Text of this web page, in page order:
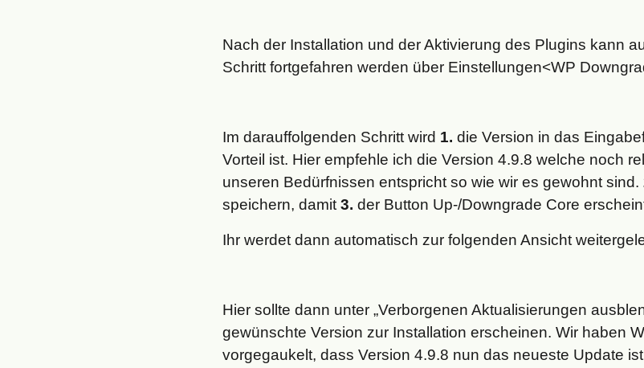
Nach der Installation und der Aktivierung des Plugins kann
Schritt fortgefahren werden über Einstellungen<WP
Im darauffolgenden Schritt wird 1. die Version in das
Vorteil ist. Hier empfehle ich die Version 4.9.8 welche noch
unseren Bedürfnissen entspricht so wie wir es gewohnt sind.
speichern, damit3. der Button Up-/Downgrade Core
Ihr werdet dann automatisch zur folgenden Ansicht
Hier sollte dann unter „Verborgenen Aktualisierungen
gewünschte Version zur Installation erscheinen. Wir haben
vorgegaukelt, dass Version 4.9.8 nun das neueste Update